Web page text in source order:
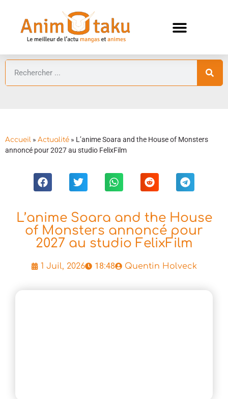
Accueil » Actualité » L’anime Soara and the House of Monsters
annoncé pour 2027 au studio FelixFilm
L’anime Soara and the House
of Monsters annoncé pour
2027 au studio FelixFilm
1 Juil, 2026 18:48 Quentin Holveck